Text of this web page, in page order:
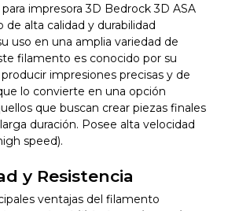
impresora 3D Bedrock 3D ASA
alta calidad y durabilidad
uso en una amplia variedad de
filamento es conocido por su
impresiones precisas y de
lo convierte en una opción
que buscan crear piezas finales
duración. Posee alta velocidad
speed).
y Resistencia
ventajas del filamento